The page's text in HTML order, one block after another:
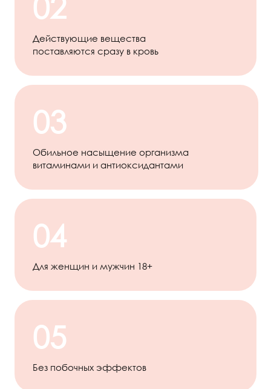
Действующие вещества
поставляются сразу в кровь
03
Обильное насыщение организма
витаминами и антиоксидантами
04
Для женщин и мужчин 18+
05
Без побочных эффектов